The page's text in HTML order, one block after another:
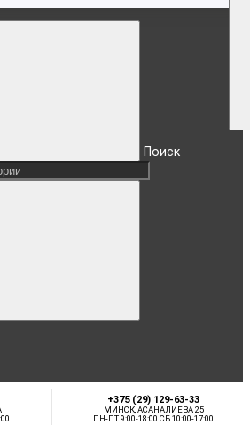
Поиск
+375 (29) 129-63-33
МИНСК, АСАНАЛИЕВА 25
ПН-ПТ 9:00-18:00 СБ 10:00-17:00